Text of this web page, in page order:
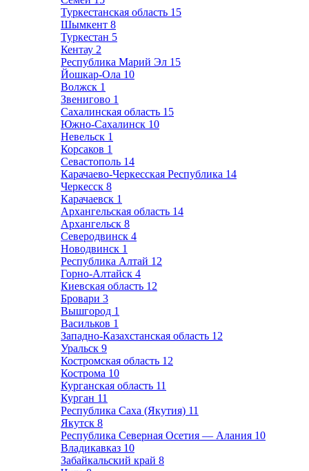
Туркестанская область 15
Шымкент 8
Туркестан 5
Кентау 2
Республика Марий Эл 15
Йошкар-Ола 10
Волжск 1
Звенигово 1
Сахалинская область 15
Южно-Сахалинск 10
Невельск 1
Корсаков 1
Севастополь 14
Карачаево-Черкесская Республика 14
Черкесск 8
Карачаевск 1
Архангельская область 14
Архангельск 8
Северодвинск 4
Новодвинск 1
Республика Алтай 12
Горно-Алтайск 4
Киевская область 12
Бровари 3
Вышгород 1
Васильков 1
Западно-Казахстанская область 12
Уральск 9
Костромская область 12
Кострома 10
Курганская область 11
Курган 11
Республика Саха (Якутия) 11
Якутск 8
Республика Северная Осетия — Алания 10
Владикавказ 10
Забайкальский край 8